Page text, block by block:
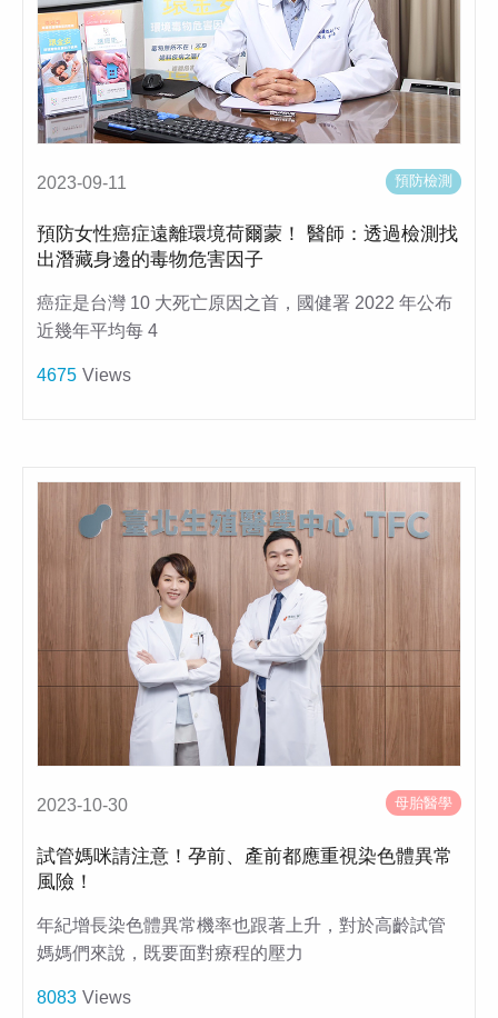
2023-09-11 預防檢測
預防女性癌症遠離環境荷爾蒙！ 醫師：透過檢測找
出潛藏身邊的毒物危害因子
癌症是台灣 10 大死亡原因之首，國健署 2022 年公布
近幾年平均每 4
4675 Views
2023-10-30 母胎醫學
試管媽咪請注意！孕前、產前都應重視染色體異常
風險！
年紀增長染色體異常機率也跟著上升，對於高齡試管
媽媽們來說，既要面對療程的壓力
8083 Views